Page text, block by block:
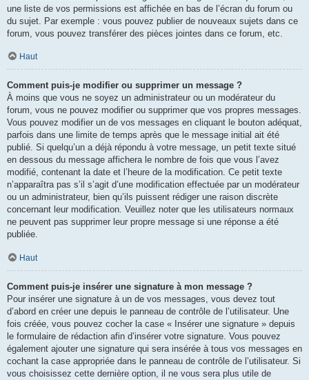
une liste de vos permissions est affichée en bas de l’écran du forum ou
du sujet. Par exemple : vous pouvez publier de nouveaux sujets dans ce
forum, vous pouvez transférer des pièces jointes dans ce forum, etc.
Haut
Comment puis-je modifier ou supprimer un message ?
À moins que vous ne soyez un administrateur ou un modérateur du
forum, vous ne pouvez modifier ou supprimer que vos propres messages.
Vous pouvez modifier un de vos messages en cliquant le bouton adéquat,
parfois dans une limite de temps après que le message initial ait été
publié. Si quelqu’un a déjà répondu à votre message, un petit texte situé
en dessous du message affichera le nombre de fois que vous l’avez
modifié, contenant la date et l’heure de la modification. Ce petit texte
n’apparaîtra pas s’il s’agit d’une modification effectuée par un modérateur
ou un administrateur, bien qu’ils puissent rédiger une raison discrète
concernant leur modification. Veuillez noter que les utilisateurs normaux
ne peuvent pas supprimer leur propre message si une réponse a été
publiée.
Haut
Comment puis-je insérer une signature à mon message ?
Pour insérer une signature à un de vos messages, vous devez tout
d’abord en créer une depuis le panneau de contrôle de l’utilisateur. Une
fois créée, vous pouvez cocher la case « Insérer une signature » depuis
le formulaire de rédaction afin d’insérer votre signature. Vous pouvez
également ajouter une signature qui sera insérée à tous vos messages en
cochant la case appropriée dans le panneau de contrôle de l’utilisateur. Si
vous choisissez cette dernière option, il ne vous sera plus utile de